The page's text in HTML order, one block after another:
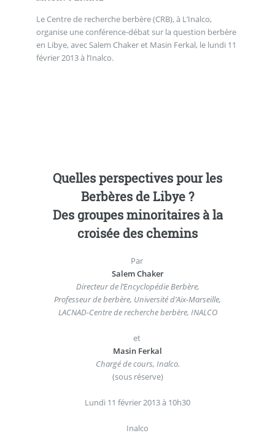
Le Centre de recherche berbère (CRB), à L’Inalco,
organise une conférence-débat sur la question berbère
en Libye, avec Salem Chaker et Masin Ferkal, le lundi 11
février 2013 à l’Inalco.
Quelles perspectives pour les
Berbères de Libye ?
Des groupes minoritaires à la
croisée des chemins
Par
Salem Chaker
Directeur de l’Encyclopédie Berbère,
Professeur de berbère, Université d’Aix-Marseille,
LACNAD-Centre de recherche berbère, INALCO
et
Masin Ferkal
Chargé de cours, Inalco.
(sous réserve)
Lundi 11 février 2013 à 10h30
Inalco